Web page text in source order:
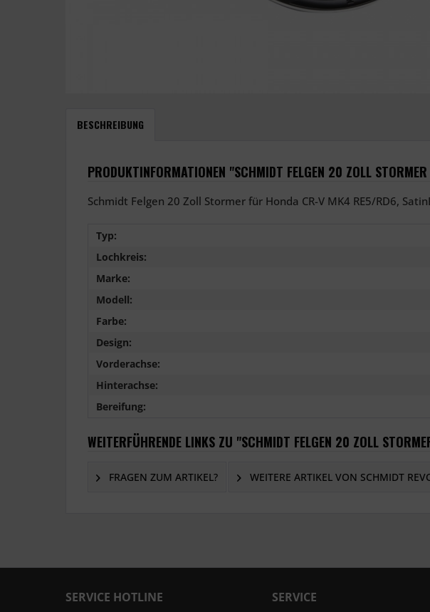
BESCHREIBUNG
PRODUKTINFORMATIONEN "SCHMIDT FELGEN 20 ZOLL
Schmidt Felgen 20 Zoll Stormer für Honda CR-V MK4 RE5/RD6,
Typ:
Lochkreis:
Marke:
Modell:
Farbe:
Design:
Vorderachse:
Hinterachse:
Bereifung:
WEITERFÜHRENDE LINKS ZU "SCHMIDT FELGEN 20 ZOLL
FRAGEN ZUM ARTIKEL? WEITERE ARTIKEL VON SCHMIDT
SERVICE HOTLINE SERVICE